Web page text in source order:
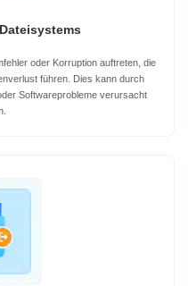
oder Korruption auftreten, die
führen. Dies kann durch
Softwareprobleme verursacht